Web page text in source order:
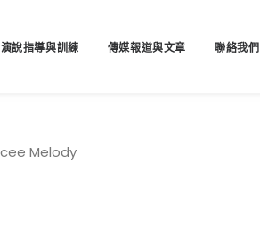
演說指導與訓練 傳媒報道與文章 聯絡我們